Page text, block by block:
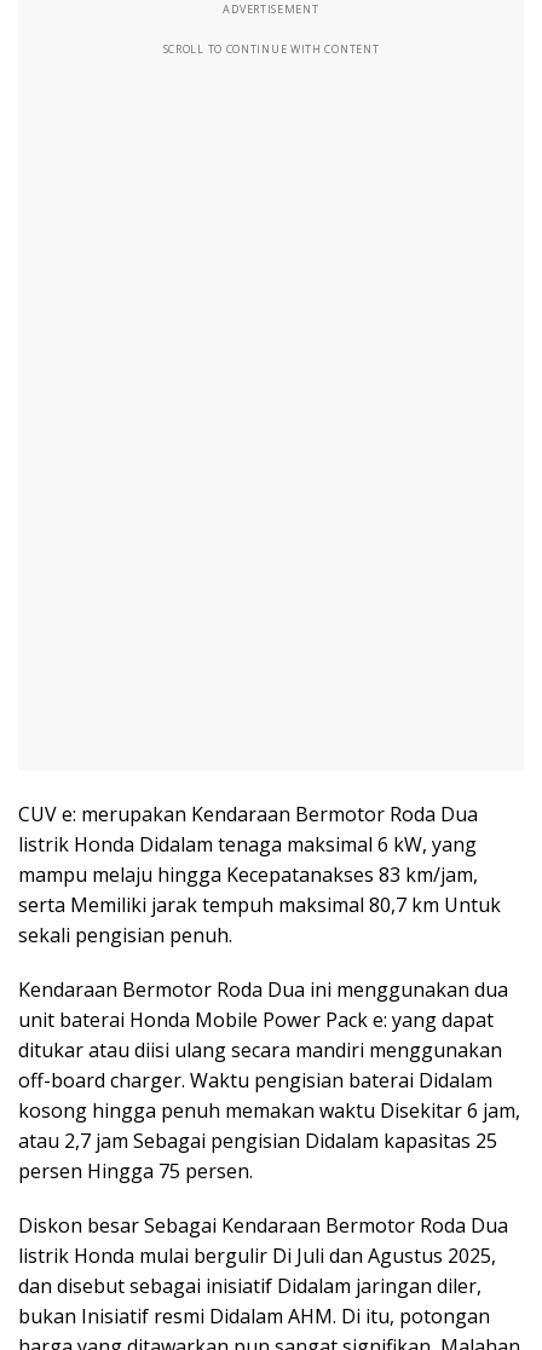
ADVERTISEMENT
SCROLL TO CONTINUE WITH CONTENT
CUV e: merupakan Kendaraan Bermotor Roda Dua
listrik Honda Didalam tenaga maksimal 6 kW, yang
mampu melaju hingga Kecepatanakses 83 km/jam,
serta Memiliki jarak tempuh maksimal 80,7 km Untuk
sekali pengisian penuh.
Kendaraan Bermotor Roda Dua ini menggunakan dua
unit baterai Honda Mobile Power Pack e: yang dapat
ditukar atau diisi ulang secara mandiri menggunakan
off-board charger. Waktu pengisian baterai Didalam
kosong hingga penuh memakan waktu Disekitar 6 jam,
atau 2,7 jam Sebagai pengisian Didalam kapasitas 25
persen Hingga 75 persen.
Diskon besar Sebagai Kendaraan Bermotor Roda Dua
listrik Honda mulai bergulir Di Juli dan Agustus 2025,
dan disebut sebagai inisiatif Didalam jaringan diler,
bukan Inisiatif resmi Didalam AHM. Di itu, potongan